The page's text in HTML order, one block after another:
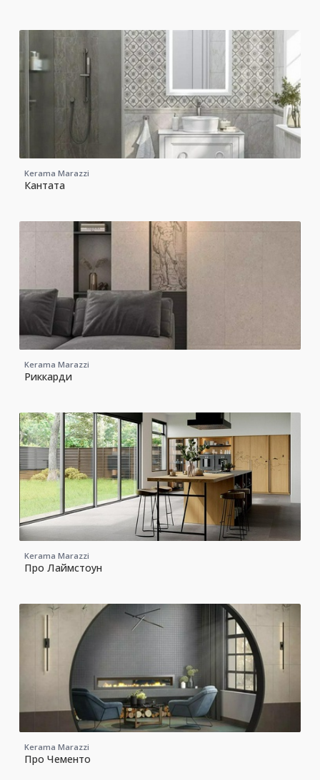
Kerama Marazzi
Кантата
Kerama Marazzi
Риккарди
Kerama Marazzi
Про Лаймстоун
Kerama Marazzi
Про Чементо